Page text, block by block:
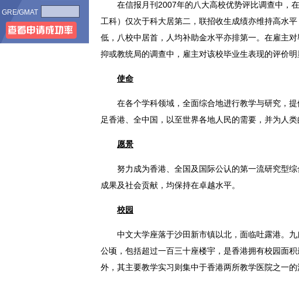
在信报月刊2007年的八大高校优势评比调查中，
工科）仅次于科大居第二，联招收生成绩亦维持高水
低，八校中居首，人均补助金水平亦排第一。在雇主
抑或教统局的调查中，雇主对该校毕业生表现的评价明
使命
在各个学科领域，全面综合地进行教学与研究，
足香港、全中国，以至世界各地人民的需要，并为人类
愿景
努力成为香港、全国及国际公认的第一流研究型
成果及社会贡献，均保持在卓越水平。
校园
中文大学座落于沙田新市镇以北，面临吐露港。
公顷，包括超过一百三十座楼宇，是香港拥有校园面
外，其主要教学实习则集中于香港两所教学医院之一的
GRE/GMAT